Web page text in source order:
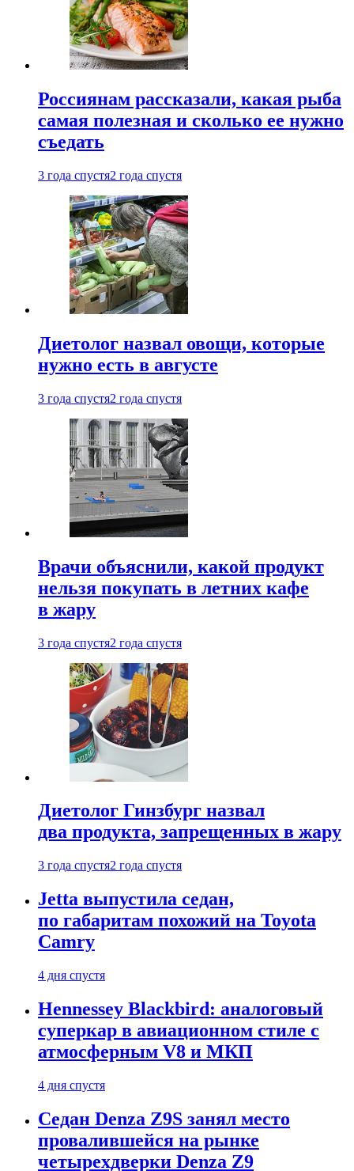
Россиянам рассказали, какая рыба
самая полезная и сколько ее нужно
съедать
3 года спустя2 года спустя
Диетолог назвал овощи, которые
нужно есть в августе
3 года спустя2 года спустя
Врачи объяснили, какой продукт
нельзя покупать в летних кафе
в жару
3 года спустя2 года спустя
Диетолог Гинзбург назвал
два продукта, запрещенных в жару
3 года спустя2 года спустя
Jetta выпустила седан,
по габаритам похожий на Toyota
Camry
4 дня спустя
Hennessey Blackbird: аналоговый
суперкар в авиационном стиле с
атмосферным V8 и МКП
4 дня спустя
Седан Denza Z9S занял место
провалившейся на рынке
четырехдверки Denza Z9